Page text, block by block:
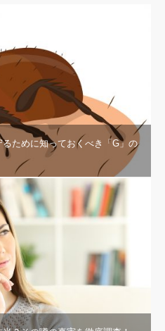
ために知っておくべき「G」の